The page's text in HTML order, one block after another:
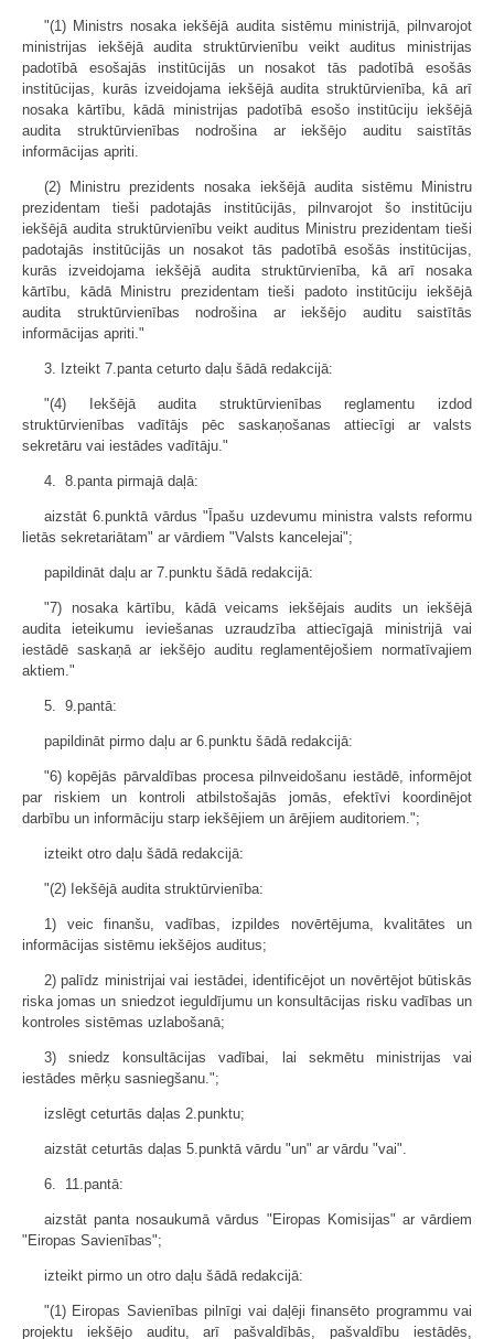
"(1) Ministrs nosaka iekšējā audita sistēmu ministrijā, pilnvarojot
ministrijas iekšējā audita struktūrvienību veikt auditus ministrijas
padotībā esošajās institūcijās un nosakot tās padotībā esošās
institūcijas, kurās izveidojama iekšējā audita struktūrvienība, kā arī
nosaka kārtību, kādā ministrijas padotībā esošo institūciju iekšējā
audita struktūrvienības nodrošina ar iekšējo auditu saistītās
informācijas apriti.
(2) Ministru prezidents nosaka iekšējā audita sistēmu Ministru
prezidentam tieši padotajās institūcijās, pilnvarojot šo institūciju
iekšējā audita struktūrvienību veikt auditus Ministru prezidentam tieši
padotajās institūcijās un nosakot tās padotībā esošās institūcijas,
kurās izveidojama iekšējā audita struktūrvienība, kā arī nosaka
kārtību, kādā Ministru prezidentam tieši padoto institūciju iekšējā
audita struktūrvienības nodrošina ar iekšējo auditu saistītās
informācijas apriti."
3. Izteikt 7.panta ceturto daļu šādā redakcijā:
"(4) Iekšējā audita struktūrvienības reglamentu izdod
struktūrvienības vadītājs pēc saskaņošanas attiecīgi ar valsts
sekretāru vai iestādes vadītāju."
4. 8.panta pirmajā daļā:
aizstāt 6.punktā vārdus "Īpašu uzdevumu ministra valsts reformu
lietās sekretariātam" ar vārdiem "Valsts kancelejai";
papildināt daļu ar 7.punktu šādā redakcijā:
"7) nosaka kārtību, kādā veicams iekšējais audits un iekšējā
audita ieteikumu ieviešanas uzraudzība attiecīgajā ministrijā vai
iestādē saskaņā ar iekšējo auditu reglamentējošiem normatīvajiem
aktiem."
5. 9.pantā:
papildināt pirmo daļu ar 6.punktu šādā redakcijā:
"6) kopējās pārvaldības procesa pilnveidošanu iestādē, informējot
par riskiem un kontroli atbilstošajās jomās, efektīvi koordinējot
darbību un informāciju starp iekšējiem un ārējiem auditoriem.";
izteikt otro daļu šādā redakcijā:
"(2) Iekšējā audita struktūrvienība:
1) veic finanšu, vadības, izpildes novērtējuma, kvalitātes un
informācijas sistēmu iekšējos auditus;
2) palīdz ministrijai vai iestādei, identificējot un novērtējot būtiskās
riska jomas un sniedzot ieguldījumu un konsultācijas risku vadības un
kontroles sistēmas uzlabošanā;
3) sniedz konsultācijas vadībai, lai sekmētu ministrijas vai
iestādes mērķu sasniegšanu.";
izslēgt ceturtās daļas 2.punktu;
aizstāt ceturtās daļas 5.punktā vārdu "un" ar vārdu "vai".
6. 11.pantā:
aizstāt panta nosaukumā vārdus "Eiropas Komisijas" ar vārdiem
"Eiropas Savienības";
izteikt pirmo un otro daļu šādā redakcijā:
"(1) Eiropas Savienības pilnīgi vai daļēji finansēto programmu vai
projektu iekšējo auditu, arī pašvaldībās, pašvaldību iestādēs,